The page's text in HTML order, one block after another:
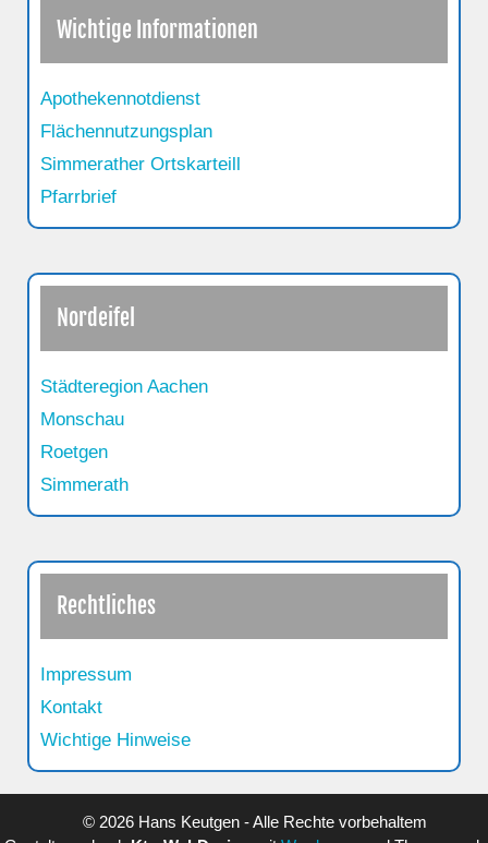
Wichtige Informationen
Apothekennotdienst
Flächennutzungsplan
Simmerather Ortskarteill
Pfarrbrief
Nordeifel
Städteregion Aachen
Monschau
Roetgen
Simmerath
Rechtliches
Impressum
Kontakt
Wichtige Hinweise
© 2026 Hans Keutgen - Alle Rechte vorbehaltem